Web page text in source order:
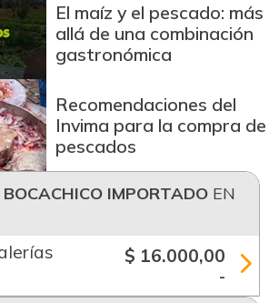
El maíz y el pescado: más
allá de una combinación
gastronómica
Recomendaciones del
Invima para la compra de
pescados
BOCACHICO IMPORTADOEN
$ 16.000,00
-